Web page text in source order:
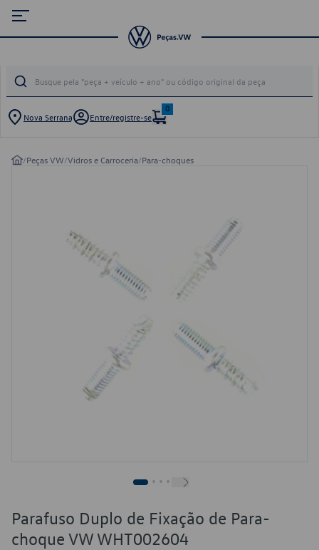
Nova Serrana Entre/registre-se
0
/Peças VW/Vidros e Carroceria/Para-choques
Parafuso Duplo de Fixação de Para-
choque VW WHT002604